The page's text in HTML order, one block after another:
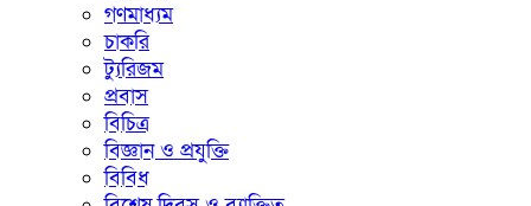
গণমাধ্যম
চাকরি
ট্যুরিজম
প্রবাস
বিচিত্র
বিজ্ঞান ও প্রযুক্তি
বিবিধ